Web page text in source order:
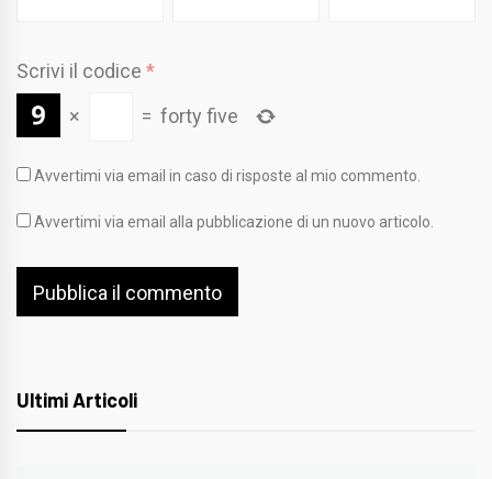
Scrivi il codice *
×
= forty five
Avvertimi via email in caso di risposte al mio commento.
Avvertimi via email alla pubblicazione di un nuovo articolo.
Ultimi Articoli